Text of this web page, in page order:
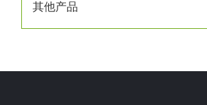
其他产品